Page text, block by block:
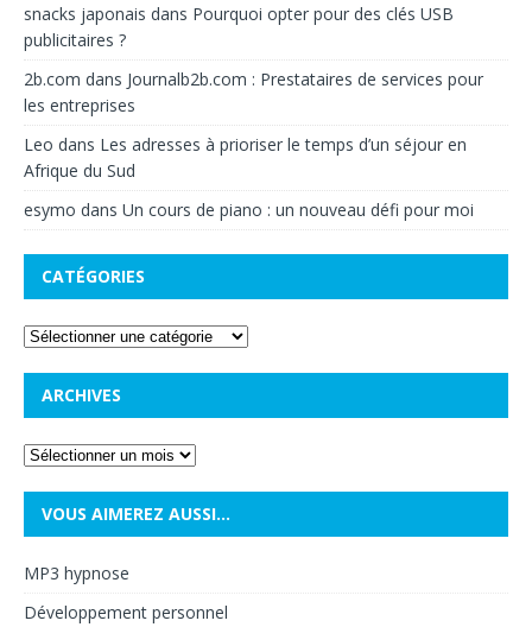
snacks japonais dans Pourquoi opter pour des clés USB
publicitaires ?
2b.com dans Journalb2b.com : Prestataires de services pour
les entreprises
Leo dans Les adresses à prioriser le temps d’un séjour en
Afrique du Sud
esymo dans Un cours de piano : un nouveau défi pour moi
CATÉGORIES
ARCHIVES
VOUS AIMEREZ AUSSI…
MP3 hypnose
Développement personnel